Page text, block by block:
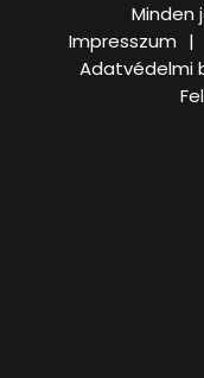
Minden
Impresszum
Adatvédelmi